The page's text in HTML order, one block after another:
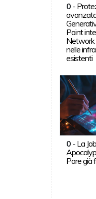
0-
Point
Network
nelle
esistenti
0- La Job
Pare già